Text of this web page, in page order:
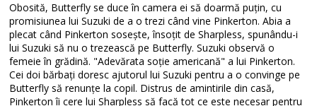
Obosită, Butterfly se duce în camera ei să doarmă puțin, cu
promisiunea lui Suzuki de a o trezi când vine Pinkerton. Abia a
plecat când Pinkerton sosește, însoțit de Sharpless, spunându-i
lui Suzuki să nu o trezească pe Butterfly. Suzuki observă o
femeie în grădină. "Adevărata soție americană" a lui Pinkerton.
Cei doi bărbați doresc ajutorul lui Suzuki pentru a o convinge pe
Butterfly să renunțe la copil. Distrus de amintirile din casă,
Pinkerton îi cere lui Sharpless să facă tot ce este necesar pentru